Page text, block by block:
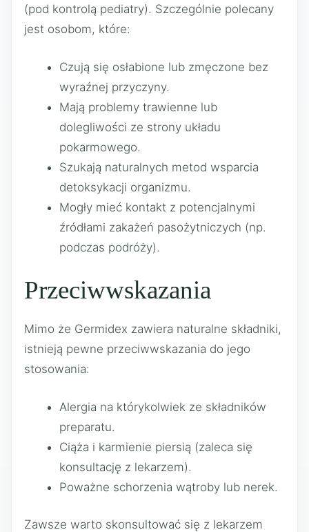
(pod kontrolą pediatry). Szczególnie polecany
jest osobom, które:
Czują się osłabione lub zmęczone bez
wyraźnej przyczyny.
Mają problemy trawienne lub
dolegliwości ze strony układu
pokarmowego.
Szukają naturalnych metod wsparcia
detoksykacji organizmu.
Mogły mieć kontakt z potencjalnymi
źródłami zakażeń pasożytniczych (np.
podczas podróży).
Przeciwwskazania
Mimo że Germidex zawiera naturalne składniki,
istnieją pewne przeciwwskazania do jego
stosowania:
Alergia na którykolwiek ze składników
preparatu.
Ciąża i karmienie piersią (zaleca się
konsultację z lekarzem).
Poważne schorzenia wątroby lub nerek.
Zawsze warto skonsultować się z lekarzem